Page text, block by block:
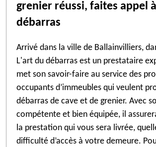
grenier réussi, faites appel
débarras
Arrivé dans la ville de Ballainvilliers,
L'art du débarras est un prestataire
met son savoir-faire au service des
occupants d’immeubles qui veulent
débarras de cave et de grenier. Avec
compétente et bien équipée, il
la prestation qui vous sera livrée,
difficulté d’accès à votre demeure.